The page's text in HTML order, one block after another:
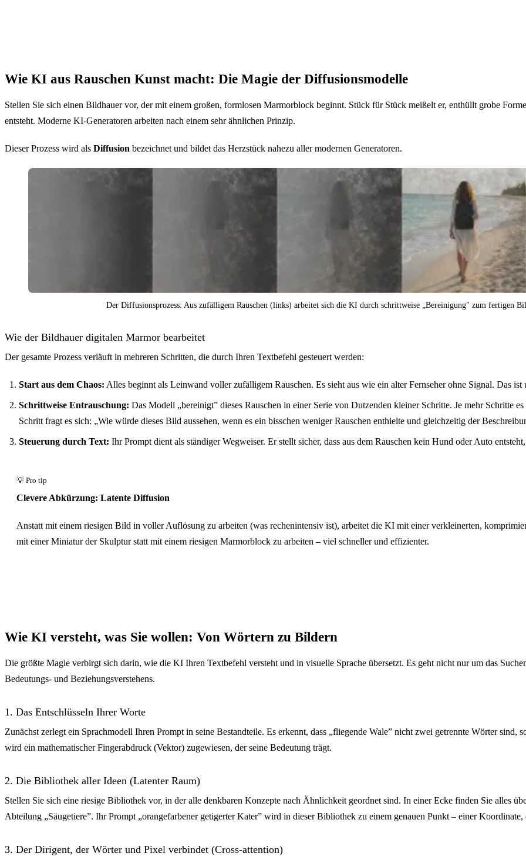
Wie KI aus Rauschen Kunst macht: Die Magie der Diffusionsmodelle
Stellen Sie sich einen Bildhauer vor, der mit einem großen, formlosen Marmorblock beginnt. Stück für Stück meißelt er, enthüllt grobe
entsteht. Moderne KI-Generatoren arbeiten nach einem sehr ähnlichen Prinzip.
Dieser Prozess wird als Diffusion bezeichnet und bildet das Herzstück nahezu aller modernen Generatoren.
Der Diffusionsprozess: Aus zufälligem Rauschen (links) arbeitet sich die KI durch schrittweise „Bereinigung" zum fertigen
Wie der Bildhauer digitalen Marmor bearbeitet
Der gesamte Prozess verläuft in mehreren Schritten, die durch Ihren Textbefehl gesteuert werden:
Start aus dem Chaos: Alles beginnt als Leinwand voller zufälligem Rauschen. Es sieht aus wie ein alter Fernseher ohne Signal. Das ist
Schrittweise Entrauschung: Das Modell „bereinigt” dieses Rauschen in einer Serie von Dutzenden kleiner Schritte. Je mehr Schritte
Schritt fragt es sich: „Wie würde dieses Bild aussehen, wenn es ein bisschen weniger Rauschen enthielte und gleichzeitig der
Steuerung durch Text: Ihr Prompt dient als ständiger Wegweiser. Er stellt sicher, dass aus dem Rauschen kein Hund oder Auto
Clevere Abkürzung: Latente Diffusion
Anstatt mit einem riesigen Bild in voller Auflösung zu arbeiten (was rechenintensiv ist), arbeitet die KI mit einer verkleinerten,
mit einer Miniatur der Skulptur statt mit einem riesigen Marmorblock zu arbeiten – viel schneller und effizienter.
Wie KI versteht, was Sie wollen: Von Wörtern zu Bildern
Die größte Magie verbirgt sich darin, wie die KI Ihren Textbefehl versteht und in visuelle Sprache übersetzt. Es geht nicht nur um das
Bedeutungs- und Beziehungsverstehens.
1. Das Entschlüsseln Ihrer Worte
Zunächst zerlegt ein Sprachmodell Ihren Prompt in seine Bestandteile. Es erkennt, dass „fliegende Wale” nicht zwei getrennte Wörter sind,
wird ein mathematischer Fingerabdruck (Vektor) zugewiesen, der seine Bedeutung trägt.
2. Die Bibliothek aller Ideen (Latenter Raum)
Stellen Sie sich eine riesige Bibliothek vor, in der alle denkbaren Konzepte nach Ähnlichkeit geordnet sind. In einer Ecke finden Sie alles
Abteilung „Säugetiere”. Ihr Prompt „orangefarbener getigerter Kater” wird in dieser Bibliothek zu einem genauen Punkt – einer
3. Der Dirigent, der Wörter und Pixel verbindet (Cross-attention)